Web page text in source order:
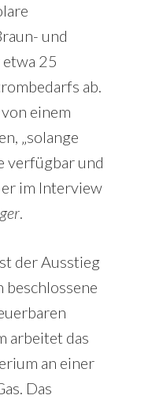
und
25
ab.
einem
„solange
verfügbar und
er im Interview
.
der Ausstieg
beschlossene
arbeitet das
an einer
Das